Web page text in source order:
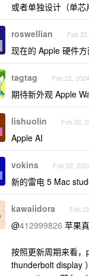
或者单独设计（单
roswellian Feb
现在的 Apple 硬件
tagtag Feb 22, 2024
期待新外观 Apple
lishuolin Feb 22,
Apple AI
vokins Feb 22,
新的雷电 5 Mac
kawaiidora Feb
@412999826 苹果
按照更新周期来看
thunderbolt display